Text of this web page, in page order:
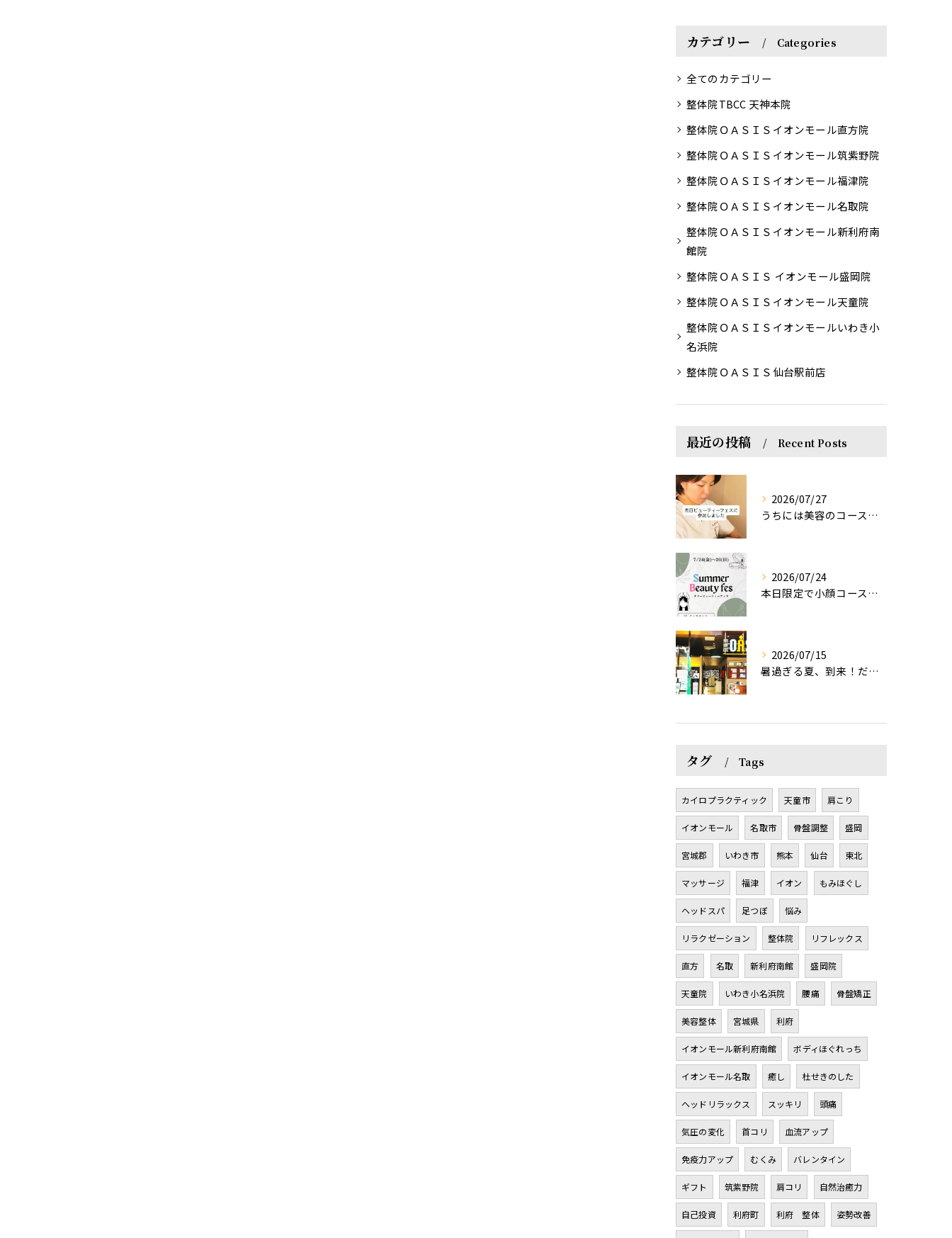
カテゴリー Categories
全てのカテゴリー
整体院TBCC 天神本院
整体院ＯＡＳＩＳイオンモール直方院
整体院ＯＡＳＩＳイオンモール筑紫野院
整体院ＯＡＳＩＳイオンモール福津院
整体院ＯＡＳＩＳイオンモール名取院
整体院ＯＡＳＩＳイオンモール新利府南
館院
整体院ＯＡＳＩＳ イオンモール盛岡院
整体院ＯＡＳＩＳイオンモール天童院
整体院ＯＡＳＩＳイオンモールいわき小
名浜院
整体院ＯＡＳＩＳ仙台駅前店
最近の投稿 Recent Posts
2026/07/27
うちには美容のコースもあるって伝えなきゃ！えっほっえxty
2026/07/24
本日限定で小顔コース体験(ワンコイン)実施します！
2026/07/15
暑過ぎる夏、到来！だるさを感じる方は、結構不足！？
タグ Tags
カイロプラクティック 天童市 肩こり
イオンモール 名取市 骨盤調整 盛岡
宮城郡 いわき市 熊本 仙台 東北
マッサージ 福津 イオン もみほぐし
ヘッドスパ 足つぼ 悩み
リラクゼーション 整体院 リフレックス
直方 名取 新利府南館 盛岡院
天童院 いわき小名浜院 腰痛 骨盤矯正
美容整体 宮城県 利府
イオンモール新利府南館 ボディほぐれっち
イオンモール名取 癒し 杜せきのした
ヘッドリラックス スッキリ 頭痛
気圧の変化 首コリ 血流アップ
免疫力アップ むくみ バレンタイン
ギフト 筑紫野院 肩コリ 自然治癒力
自己投資 利府町 利府 整体 姿勢改善